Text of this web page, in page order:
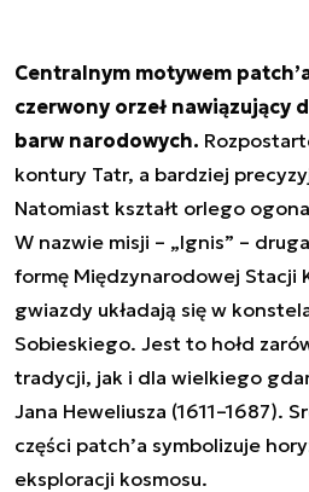
Centralnym motywem
czerwony orzeł nawiązujący
barw narodowych.
kontury Tatr, a bardziej
Natomiast kształt orlego
W nazwie misji – „Ignis” –
formę Międzynarodowej Stacji
gwiazdy układają się w
Sobieskiego. Jest to hołd
tradycji, jak i dla wielkiego
Jana Heweliusza (1611–1687).
części patch’a symbolizuje
eksploracji kosmosu.